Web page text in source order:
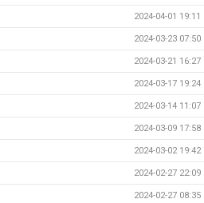
2024-04-01 19:11
2024-03-23 07:50
2024-03-21 16:27
2024-03-17 19:24
2024-03-14 11:07
2024-03-09 17:58
2024-03-02 19:42
2024-02-27 22:09
2024-02-27 08:35